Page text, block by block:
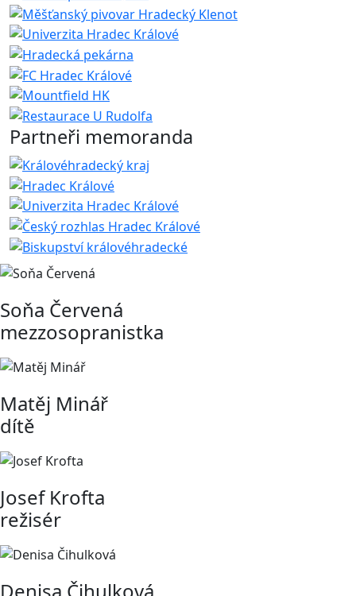
Partneři memoranda
Soňa Červená
mezzosopranistka
Matěj Minář
dítě
Josef Krofta
režisér
Denisa Čihulková